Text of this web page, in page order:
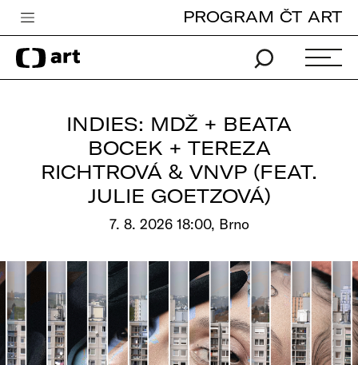
Česká televize
Zpravodajství
TV program
Vše o ČT
PROGRAM ČT ART
INDIES: MDŽ + BEATA
BOCEK + TEREZA
RICHTROVÁ & VNVP (FEAT.
JULIE GOETZOVÁ)
7. 8. 2026 18:00, Brno